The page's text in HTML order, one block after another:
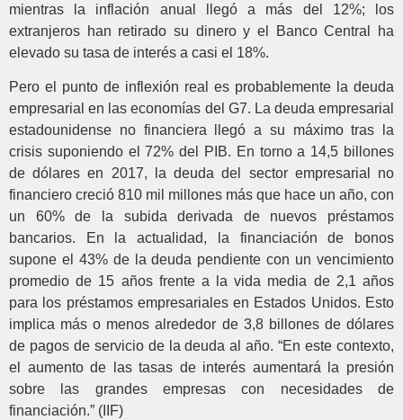
mientras la inflación anual llegó a más del 12%; los
extranjeros han retirado su dinero y el Banco Central ha
elevado su tasa de interés a casi el 18%.
Pero el punto de inflexión real es probablemente la deuda
empresarial en las economías del G7. La deuda empresarial
estadounidense no financiera llegó a su máximo tras la
crisis suponiendo el 72% del PIB. En torno a 14,5 billones
de dólares en 2017, la deuda del sector empresarial no
financiero creció 810 mil millones más que hace un año, con
un 60% de la subida derivada de nuevos préstamos
bancarios. En la actualidad, la financiación de bonos
supone el 43% de la deuda pendiente con un vencimiento
promedio de 15 años frente a la vida media de 2,1 años
para los préstamos empresariales en Estados Unidos. Esto
implica más o menos alrededor de 3,8 billones de dólares
de pagos de servicio de la deuda al año. “En este contexto,
el aumento de las tasas de interés aumentará la presión
sobre las grandes empresas con necesidades de
financiación.” (IIF)